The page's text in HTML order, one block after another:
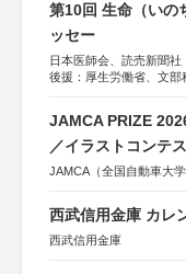
第10回 生命（いの
ッセー
日本医師会、読売新聞社
後援：厚生労働省、文部
JAMCA PRIZE
／イラストコンテ
JAMCA（全国自動車大
西武信用金庫 カレ
西武信用金庫